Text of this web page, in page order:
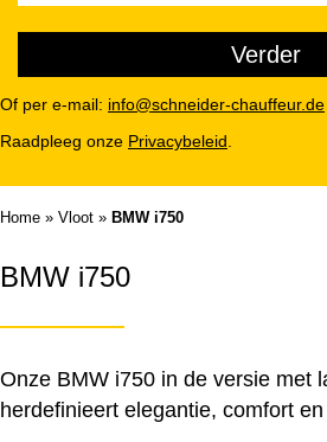
Of per e-mail: info@schneider-chauffeur.de
Raadpleeg onze Privacybeleid
Home » Vloot » BMW i750
BMW i750
Onze BMW i750 in de versie met
herdefinieert elegantie, comfort